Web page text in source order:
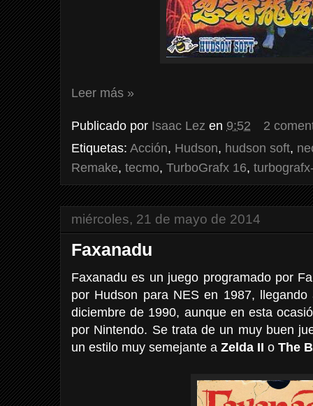
Leer más »
Publicado por Isaac Lez en 9:52
2
Etiquetas: Acción, Hudson, hudson soft,
Remake, tecmo, TurboGrafx 16,
miércoles, 21 de mayo de 2014
Faxanadu
Faxanadu es un juego programado por
por Hudson para NES en 1987,
diciembre de 1990, aunque en esta
por Nintendo. Se trata de un muy buen
un estilo muy semejante a Zelda II o The